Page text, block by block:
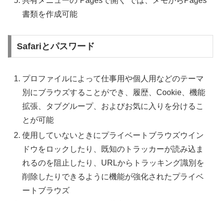
書類を作成可能
Safariとパスワード
プロファイルによって仕事用や個人用などのテーマ
別にブラウズすることができ、履歴、Cookie、機能
拡張、タブグループ、およびお気に入りを分けるこ
とが可能
使用していないときにプライベートブラウズウイン
ドウをロックしたり、既知のトラッカーが読み込ま
れるのを阻止したり、URLからトラッキング識別を
削除したりできるように機能が強化されたプライベ
ートブラウズ